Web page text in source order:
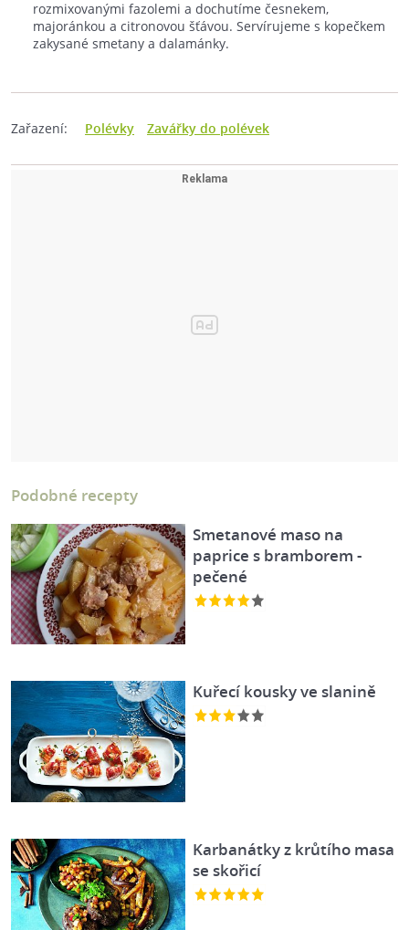
rozmixovanými fazolemi a dochutíme česnekem,
majoránkou a citronovou šťávou. Servírujeme s kopečkem
zakysané smetany a dalamánky.
Zařazení: Polévky Zavářky do polévek
Podobné recepty
Smetanové maso na
paprice s bramborem -
pečené
Kuřecí kousky ve slanině
Karbanátky z krůtího masa
se skořicí